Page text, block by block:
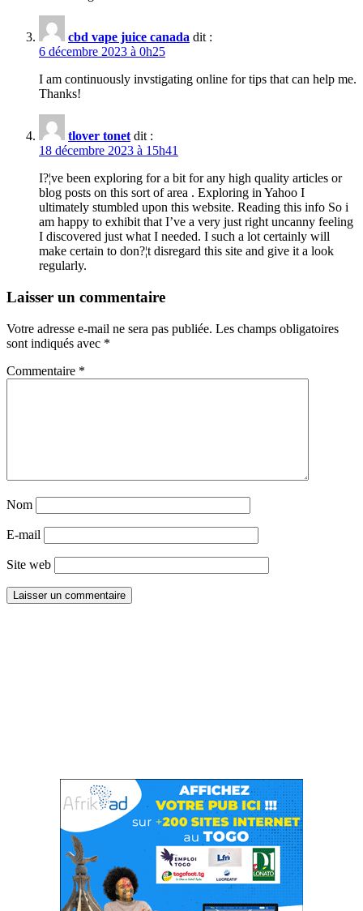
cbd vape juice canada dit :
6 décembre 2023 à 0h25
I am continuously invstigating online for tips that can help me.
Thanks!
tlover tonet dit :
18 décembre 2023 à 15h41
I?¦ve been exploring for a bit for any high quality articles or
blog posts on this sort of area . Exploring in Yahoo I
ultimately stumbled upon this website. Reading this info So i
am happy to exhibit that I’ve a very just right uncanny feeling
I discovered just what I needed. I such a lot certainly will
make certain to don?¦t disregard this site and give it a look
regularly.
Laisser un commentaire
Votre adresse e-mail ne sera pas publiée. Les champs obligatoires
sont indiqués avec *
Commentaire *
Nom
E-mail
Site web